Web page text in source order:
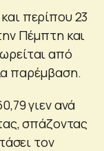
περίπου 23
Πέμπτη και
από
παρέμβαση.
γιεν ανά
σπάζοντας
τον